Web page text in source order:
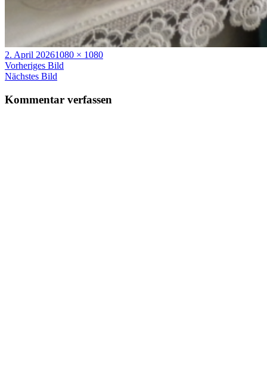
Veröffentlicht
am
2. April 2026Volle
Größe
1080 × 1080
Vorheriges Bild
Nächstes Bild
Kommentar verfassen